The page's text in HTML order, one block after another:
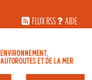
FLUX RSS
AIDE